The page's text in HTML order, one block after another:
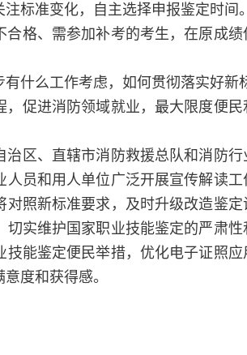
标准变化，自主选择申报鉴定时间。
格、需参加补考的考生，在原成绩
什么工作考虑，如何贯彻落实好新
促进消防领域就业，最大限度便民
区、直辖市消防救援总队和消防行
员和用人单位广泛开展宣传解读
照新标准要求，及时升级改造鉴
实维护国家职业技能鉴定的严肃
能鉴定便民举措，优化电子证照
度和获得感。